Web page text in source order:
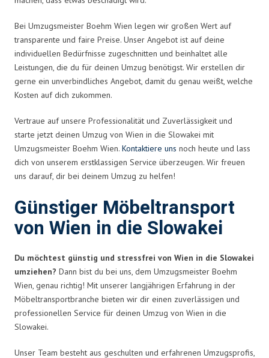
Bei Umzugsmeister Boehm Wien legen wir großen Wert auf
transparente und faire Preise. Unser Angebot ist auf deine
individuellen Bedürfnisse zugeschnitten und beinhaltet alle
Leistungen, die du für deinen Umzug benötigst. Wir erstellen dir
gerne ein unverbindliches Angebot, damit du genau weißt, welche
Kosten auf dich zukommen.
Vertraue auf unsere Professionalität und Zuverlässigkeit und
starte jetzt deinen Umzug von Wien in die Slowakei mit
Umzugsmeister Boehm Wien. Kontaktiere uns noch heute und lass
dich von unserem erstklassigen Service überzeugen. Wir freuen
uns darauf, dir bei deinem Umzug zu helfen!
Günstiger Möbeltransport
von Wien in die Slowakei
Du möchtest günstig und stressfrei von Wien in die Slowakei
umziehen? Dann bist du bei uns, dem Umzugsmeister Boehm
Wien, genau richtig! Mit unserer langjährigen Erfahrung in der
Möbeltransportbranche bieten wir dir einen zuverlässigen und
professionellen Service für deinen Umzug von Wien in die
Slowakei.
Unser Team besteht aus geschulten und erfahrenen Umzugsprofis,